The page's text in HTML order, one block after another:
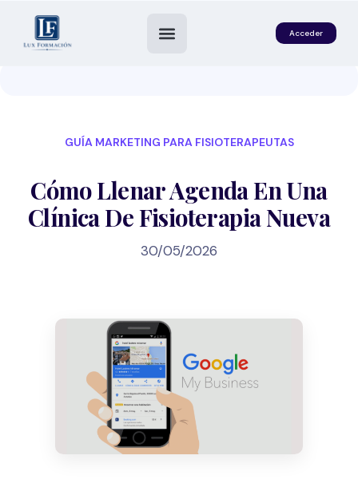
Acceder
GUÍA MARKETING PARA FISIOTERAPEUTAS
Cómo Llenar Agenda En Una
Clínica De Fisioterapia Nueva
30/05/2026